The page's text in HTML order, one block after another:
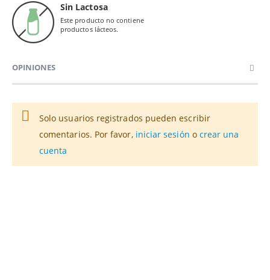
Sin Lactosa
Este producto no contiene
productos lácteos.
OPINIONES
Solo usuarios registrados pueden escribir
comentarios. Por favor, iniciar sesión o crear una
cuenta